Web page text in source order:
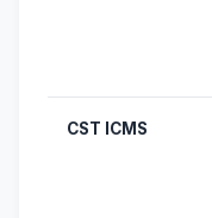
CST ICMS